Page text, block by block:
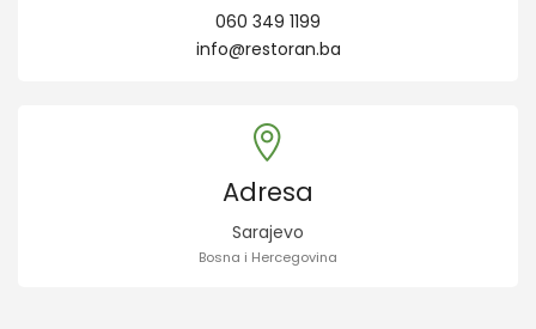
060 349 1199
info@restoran.ba
Adresa
Sarajevo
Bosna i Hercegovina